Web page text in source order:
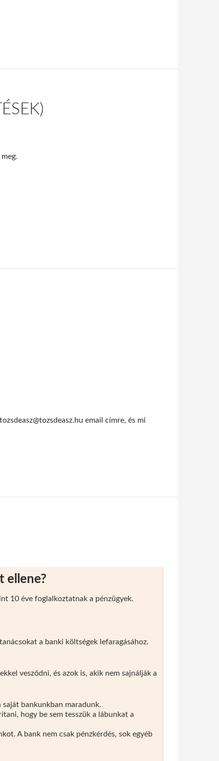
email címre, és mi
ellene?
10 éve foglalkoztatnak a pénzügyek.
a banki költségek lefaragásához.
vesződni, és azok is, akik nem sajnálják a
bankunkban maradunk.
hogy be sem tesszük a lábunkat a
A bank nem csak pénzkérdés, sok egyéb